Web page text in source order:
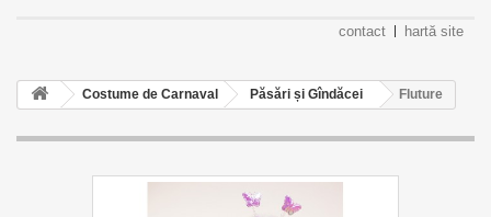
contact hartă site
Costume de Carnaval Păsări și Gîndăcei Fluture